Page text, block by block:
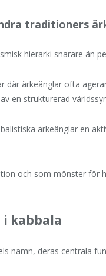
traditioners
hierarki snarare än
där ärkeänglar ofta
en strukturerad
ärkeänglar en
och som mönster för
kabbala
namn, deras centrala